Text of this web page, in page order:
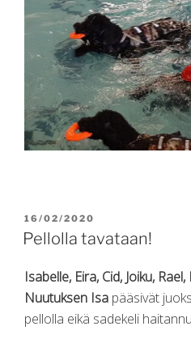
POSTED
ON
16/02/2020
Pellolla tavataan!
Isabelle, Eira, Cid, Joiku,
Nuutuksen Isa pääsivät
pellolla eikä sadekeli